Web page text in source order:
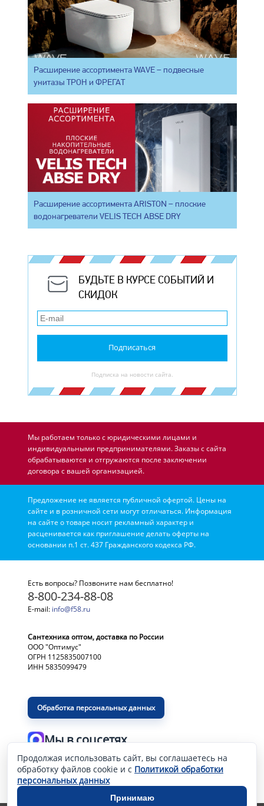
Расширение ассортимента WAVE – подвесные
унитазы ТРОН и ФРЕГАТ
Расширение ассортимента ARISTON – плоские
водонагреватели VELIS TECH ABSE DRY
БУДЬТЕ В КУРСЕ СОБЫТИЙ И
СКИДОК
Подписаться
Подписка на новости сайта.
Мы работаем только с юридическими лицами и
индивидуальными предпринимателями. Заказы с сайта
обрабатываются и отгружаются после заключении
договора с вашей организацией.
Предложение не является публичной офертой. Цены на
сайте и в розничной сети могут отличаться. Информация
на сайте о товаре носит рекламный характер и
расценивается как приглашение делать оферты на
основании п.1 ст. 437 Гражданского кодекса РФ.
Есть вопросы? Позвоните нам бесплатно!
8-800-234-88-08
E-mail: info@f58.ru
Сантехника оптом, доставка по России
ООО "Оптимус"
ОГРН 1125835007100
ИНН 5835099479
Обработка персональных данных
Мы в соцсетях
Разработка и продвижение сайта —
Продолжая использовать сайт, вы соглашаетесь на
обработку файлов cookie и с Политикой обработки
персональных данных
Принимаю